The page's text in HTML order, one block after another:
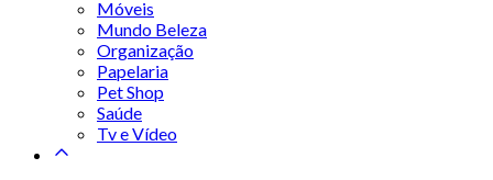
Móveis
Mundo Beleza
Organização
Papelaria
Pet Shop
Saúde
Tv e Vídeo